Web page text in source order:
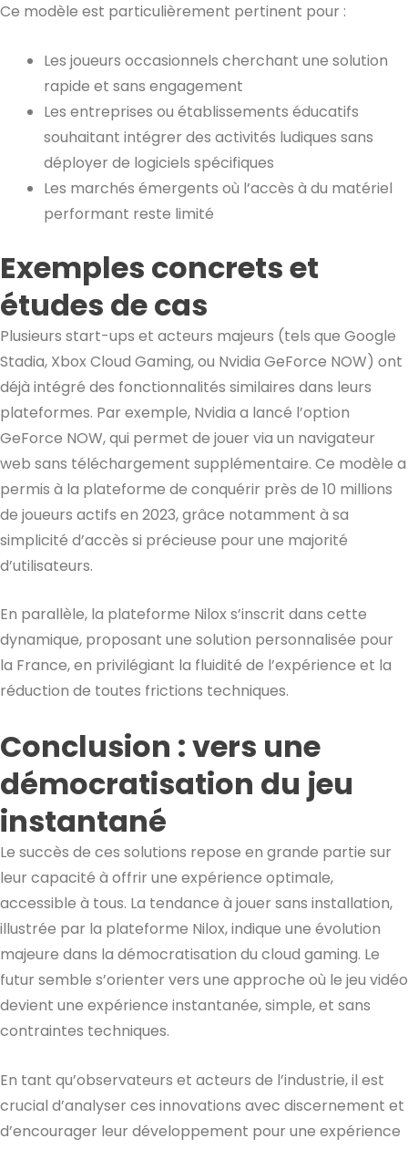
Ce modèle est particulièrement pertinent pour :
Les joueurs occasionnels cherchant une solution
rapide et sans engagement
Les entreprises ou établissements éducatifs
souhaitant intégrer des activités ludiques sans
déployer de logiciels spécifiques
Les marchés émergents où l’accès à du matériel
performant reste limité
Exemples concrets et
études de cas
Plusieurs start-ups et acteurs majeurs (tels que Google
Stadia, Xbox Cloud Gaming, ou Nvidia GeForce NOW) ont
déjà intégré des fonctionnalités similaires dans leurs
plateformes. Par exemple, Nvidia a lancé l’option
GeForce NOW, qui permet de jouer via un navigateur
web sans téléchargement supplémentaire. Ce modèle a
permis à la plateforme de conquérir près de 10 millions
de joueurs actifs en 2023, grâce notamment à sa
simplicité d’accès si précieuse pour une majorité
d’utilisateurs.
En parallèle, la plateforme Nilox s’inscrit dans cette
dynamique, proposant une solution personnalisée pour
la France, en privilégiant la fluidité de l’expérience et la
réduction de toutes frictions techniques.
Conclusion : vers une
démocratisation du jeu
instantané
Le succès de ces solutions repose en grande partie sur
leur capacité à offrir une expérience optimale,
accessible à tous. La tendance à jouer sans installation,
illustrée par la plateforme Nilox, indique une évolution
majeure dans la démocratisation du cloud gaming. Le
futur semble s’orienter vers une approche où le jeu vidéo
devient une expérience instantanée, simple, et sans
contraintes techniques.
En tant qu’observateurs et acteurs de l’industrie, il est
crucial d’analyser ces innovations avec discernement et
d’encourager leur développement pour une expérience